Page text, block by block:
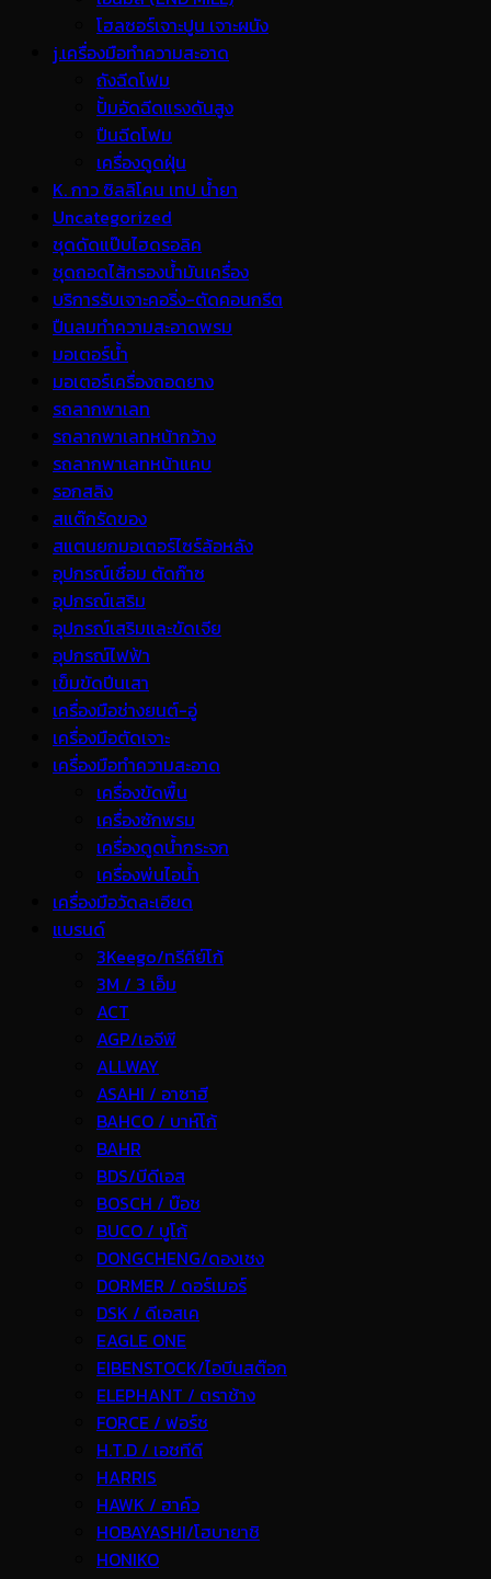
โฮลซอร์เจาะปูน เจาะผนัง
j.เครื่องมือทำความสะอาด
ถังฉีดโฟม
ปั้มอัดฉีดแรงดันสูง
ปืนฉีดโฟม
เครื่องดูดฝุ่น
K. กาว ซิลลิโคน เทป น้ำยา
Uncategorized
ชุดดัดแป๊บไฮดรอลิค
ชุดถอดไส้กรองน้ำมันเครื่อง
บริการรับเจาะคอริ่ง-ตัดคอนกรีต
ปืนลมทำความสะอาดพรม
มอเตอร์น้ำ
มอเตอร์เครื่องถอดยาง
รถลากพาเลท
รถลากพาเลทหน้ากว้าง
รถลากพาเลทหน้าแคบ
รอกสลิง
สแต๊กรัดของ
สแตนยกมอเตอร์ไซร์ล้อหลัง
อุปกรณ์เชื่อม ตัดก๊าซ
อุปกรณ์เสริม
อุปกรณ์เสริมและขัดเจีย
อุปกรณ์ไฟฟ้า
เข็มขัดปีนเสา
เครื่องมือช่างยนต์-อู่
เครื่องมือตัดเจาะ
เครื่องมือทำความสะอาด
เครื่องขัดพื้น
เครื่องซักพรม
เครื่องดูดน้ำกระจก
เครื่องพ่นไอน้ำ
เครื่องมือวัดละเอียด
แบรนด์
3Keego/ทรีคีย์โก้
3M / 3 เอ็ม
ACT
AGP/เอจีพี
ALLWAY
ASAHI / อาซาฮี
BAHCO / บาห์โก้
BAHR
BDS/บีดีเอส
BOSCH / บ๊อช
BUCO / บูโก้
DONGCHENG/ดองเชง
DORMER / ดอร์เมอร์
DSK / ดีเอสเค
EAGLE ONE
EIBENSTOCK/ไอบีนสต๊อก
ELEPHANT / ตราช้าง
FORCE / ฟอร์ช
H.T.D / เอชทีดี
HARRIS
HAWK / ฮาค์ว
HOBAYASHI/โฮบายาชิ
HONIKO